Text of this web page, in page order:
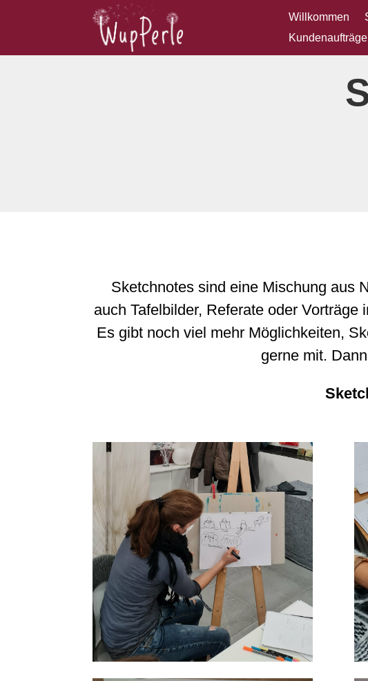
Willkommen
Kundenaufträge
Sketchnotes sind eine Mischung aus
auch Tafelbilder, Referate oder
Es gibt noch viel mehr Möglichkeiten,
gerne mit.